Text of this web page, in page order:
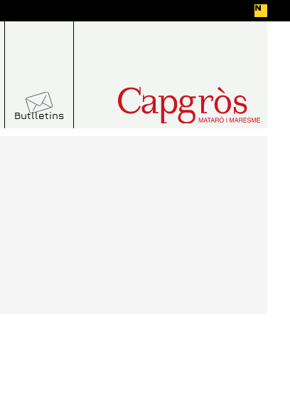
Butlletins